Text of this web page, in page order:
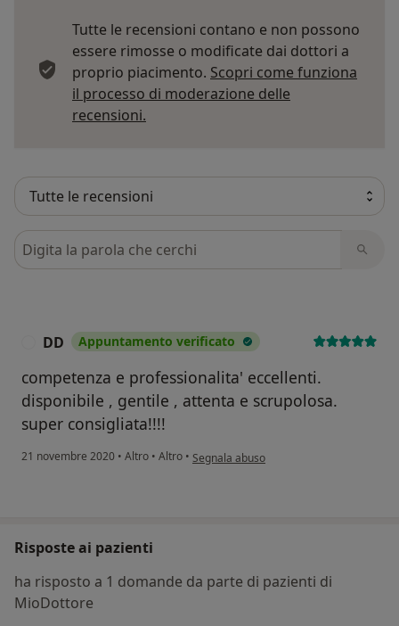
Tutte le recensioni contano e non possono
essere rimosse o modificate dai dottori a
proprio piacimento. Scopri come funziona
il processo di moderazione delle
recensioni.
Cerca nelle recensioni
DD Appuntamento verificato
competenza e professionalita' eccellenti.
disponibile , gentile , attenta e scrupolosa.
super consigliata!!!!
21 novembre 2020 • Altro • Altro • secondo l'opinione dell'utente DD
Segnala abuso
Risposte ai pazienti
ha risposto a 1 domande da parte di pazienti di
MioDottore